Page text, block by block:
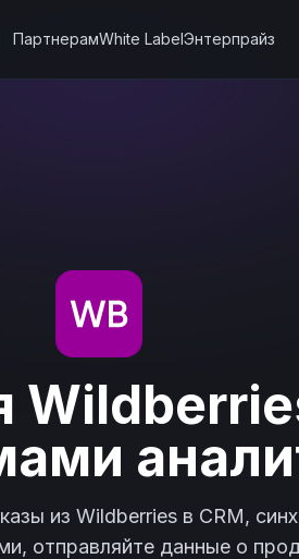
ПартнерамWhite LabelЭнтерпрайз
из Wildberries в CRM,
отправляйте данные о